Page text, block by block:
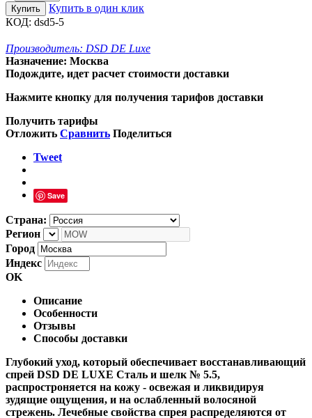
Купить
Купить в один клик
КОД: dsd5-5
Производитель: DSD DE Luxe
Назначение: Москва
Подождите, идет расчет стоимости доставки
Нажмите кнопку для получения тарифов доставки
Получить тарифы
Отложить Сравнить Поделиться
Tweet
Save
Страна:
Регион
Город
Индекс
OK
Описание
Особенности
Отзывы
Способы доставки
Глубокий уход, который обеспечивает восстанавливающий
спрей DSD DE LUXE Сталь и шелк № 5.5,
распростроняется на кожу - освежая и ликвидируя
зудящие ощущения, и на ослабленный волосяной
стрежень. Лечебные свойства спрея распределяются от